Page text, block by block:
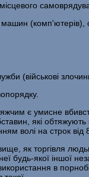
(військові
є умисне
які
волі на строк
як торгівля
будь-якої іншої
в